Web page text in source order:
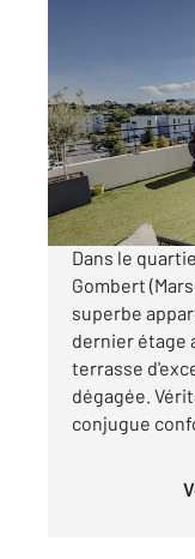
335
Visiter le site
Dans le
Gombert
superbe
dernier étage
terrasse
dégagée.
conjugue